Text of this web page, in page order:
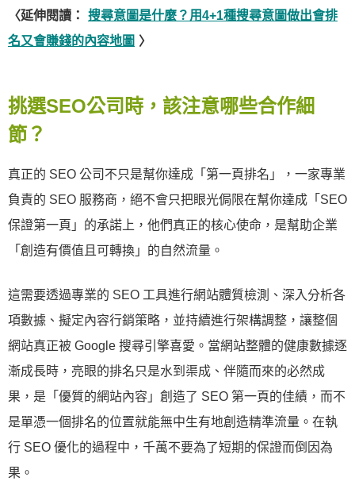
〈延伸閱讀：
搜尋意圖是什麼？用4+1種搜尋意圖做出會排
名又會賺錢的內容地圖 〉
挑選SEO公司時，該注意哪些合作細
節？
真正的 SEO 公司不只是幫你達成「第一頁排名」，一家專業
負責的 SEO 服務商，絕不會只把眼光侷限在幫你達成「SEO
保證第一頁」的承諾上，他們真正的核心使命，是幫助企業
「創造有價值且可轉換」的自然流量。
這需要透過專業的 SEO 工具進行網站體質檢測、深入分析各
項數據、擬定內容行銷策略，並持續進行架構調整，讓整個
網站真正被 Google 搜尋引擎喜愛。當網站整體的健康數據逐
漸成長時，亮眼的排名只是水到渠成、伴隨而來的必然成
果，是「優質的網站內容」創造了 SEO 第一頁的佳績，而不
是單憑一個排名的位置就能無中生有地創造精準流量。在執
行 SEO 優化的過程中，千萬不要為了短期的保證而倒因為
果。